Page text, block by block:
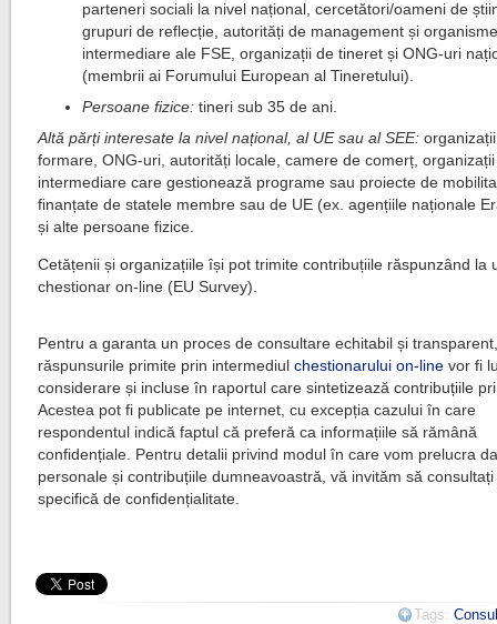
parteneri sociali la nivel național, cercetători/oameni de
grupuri de reflecție, autorități de management și
intermediare ale FSE, organizații de tineret și ONG-uri
(membrii ai Forumului European al Tineretului).
Persoane fizice: tineri sub 35 de ani.
Altă părți interesate la nivel național, al UE sau al SEE:
formare, ONG-uri, autorități locale, camere de comerț, organizații
intermediare care gestionează programe sau proiecte de
finanțate de statele membre sau de UE (ex. agențiile naționale
și alte persoane fizice.
Cetățenii și organizațiile își pot trimite contribuțiile răspunzând la
chestionar on-line (EU Survey).
Pentru a garanta un proces de consultare echitabil și
răspunsurile primite prin intermediulchestionarului on-line vor fi
considerare și incluse în raportul care sintetizează contribuțiile
Acestea pot fi publicate pe internet, cu excepția cazului în care
respondentul indică faptul că preferă ca informațiile să rămână
confidențiale. Pentru detalii privind modul în care vom prelucra
personale și contribuțiile dumneavoastră, vă invităm să
specifică de confidențialitate.
Tags: